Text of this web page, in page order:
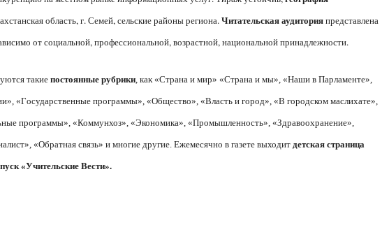
область, г. Семей, сельские районы региона.Читательская аудиторияпредставлена
от социальной, профессиональной, возрастной, национальной принадлежности.
такие постоянные рубрики, как «Страна и мир» «Страна и мы», «Наши в Парламенте»,
«Государственные программы», «Общество», «Власть и город», «В городском маслихате»,
программы», «Коммунхоз», «Экономика», «Промышленность», «Здравоохранение»,
«Обратная связь» и многие другие. Ежемесячно в газете выходит детская страница
«Учительские Вести».